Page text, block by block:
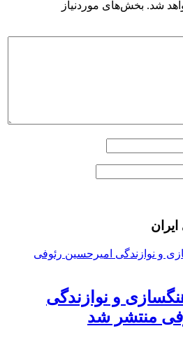
شد. بخش‌های موردنیاز
و نوازندگی
منتشر شد